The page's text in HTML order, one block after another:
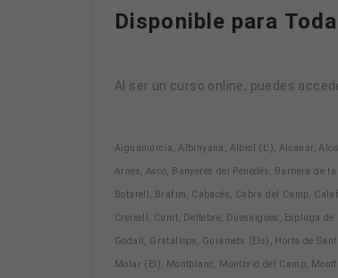
Disponible para
Al ser un curso online, puedes
Aiguamúrcia, Albinyana, Albiol (L'), Alcanar,
Arnes, Ascó, Banyeres del Penedès, Barberà de
Botarell, Bràfim, Cabacés, Cabra del Camp,
Creixell, Cunit, Deltebre, Duesaigües, Espluga
Godall, Gratallops, Guiamets (Els), Horta de
Molar (El), Montblanc, Montbrió del Camp,